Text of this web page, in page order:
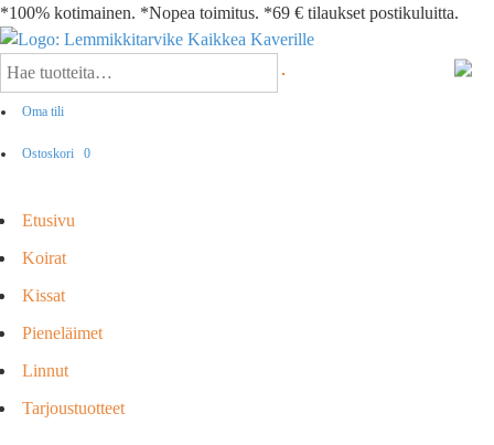
*100% kotimainen. *Nopea toimitus. *69 € tilaukset postikuluitta.
Oma tili
Ostoskori 0
Etusivu
Koirat
Kissat
Pieneläimet
Linnut
Tarjoustuotteet